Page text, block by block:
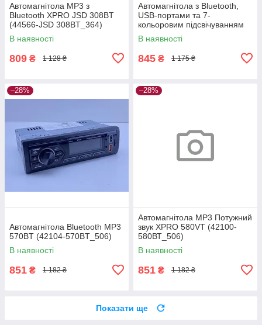
Автомагнітола MP3 з
Bluetooth XPRO JSD 308BT
(44566-JSD 308BT_364)
В наявності
809 ₴ 1 128 ₴
Автомагнітола з Bluetooth,
USB-портами та 7-
кольоровим підсвічуванням
XPRO JSD-521 BT (42460-
JSD-521_506)
В наявності
845 ₴ 1 175 ₴
–28%
Автомагнітола Bluetooth MP3
570BT (42104-570BT_506)
В наявності
851 ₴ 1 182 ₴
–28%
Автомагнітола MP3 Потужний
звук XPRO 580VT (42100-
580ВТ_506)
В наявності
851 ₴ 1 182 ₴
Показати ще